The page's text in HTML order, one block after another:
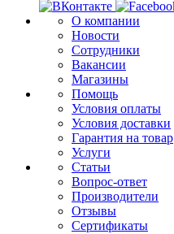
О компании
Новости
Сотрудники
Вакансии
Магазины
Помощь
Условия оплаты
Условия доставки
Гарантия на товар
Услуги
Статьи
Вопрос-ответ
Производители
Отзывы
Сертификаты